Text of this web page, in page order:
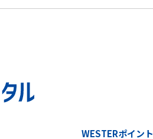
WESTERポイント